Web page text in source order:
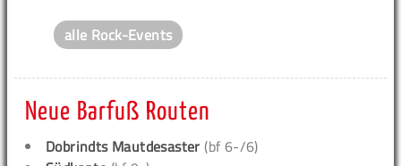
alle Rock-Events
Neue Barfuß Routen
Dobrindts Mautdesaster (bf 6-/6)